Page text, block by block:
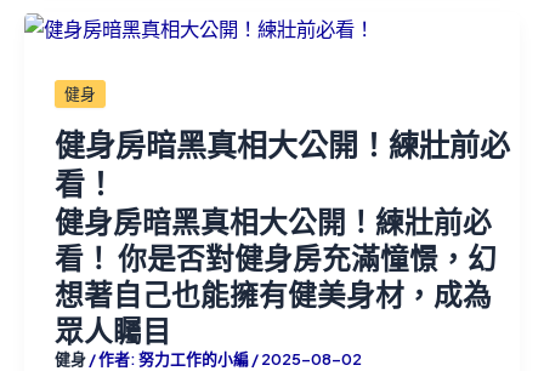
健身
健身房暗黑真相大公開！練壯前必
看！
健身房暗黑真相大公開！練壯前必
看！ 你是否對健身房充滿憧憬，幻
想著自己也能擁有健美身材，成為
眾人矚目
健身/ 作者:努力工作的小編/2025-08-02